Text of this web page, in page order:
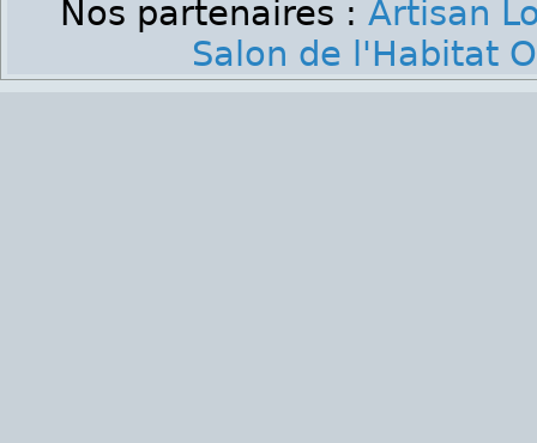
Nos partenaires : Artisan
Salon de l'Habitat